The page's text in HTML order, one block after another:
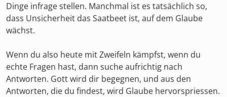
Dinge infrage stellen. Manchmal ist es tatsächlich so,
dass Unsicherheit das Saatbeet ist, auf dem Glaube
wächst.
Wenn du also heute mit Zweifeln kämpfst, wenn du
echte Fragen hast, dann suche aufrichtig nach
Antworten. Gott wird dir begegnen, und aus den
Antworten, die du findest, wird Glaube hervorspriessen.